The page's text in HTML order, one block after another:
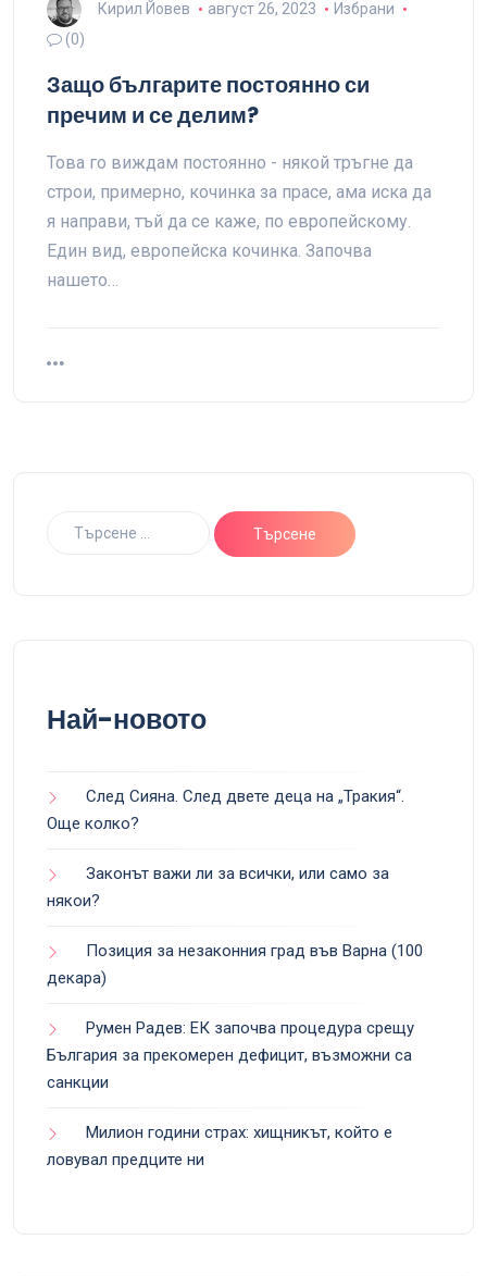
Кирил Йовев август 26, 2023
Избрани
(0)
Защо българите постоянно си
пречим и се делим?
Това го виждам постоянно - някой тръгне да
строи, примерно, кочинка за прасе, ама иска да
я направи, тъй да се каже, по европейскому.
Един вид, европейска кочинка. Започва
нашето…
Най-новото
След Сияна. След двете деца на „Тракия“.
Още колко?
Законът важи ли за всички, или само за
някои?
Позиция за незаконния град във Варна (100
декара)
Румен Радев: ЕК започва процедура срещу
България за прекомерен дефицит, възможни са
санкции
Милион години страх: хищникът, който е
ловувал предците ни